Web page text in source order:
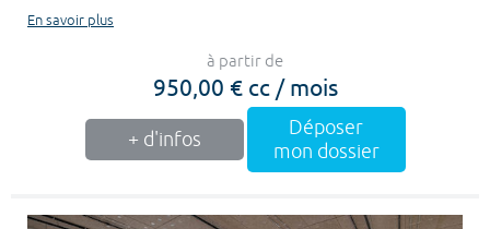
En savoir plus
à partir de
950,00 € cc / mois
+ d'infos
Déposer
mon dossier